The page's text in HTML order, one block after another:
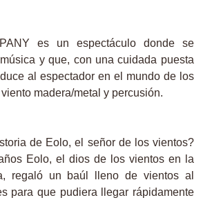
es un espectáculo donde se
y que, con una cuidada puesta
al espectador en el mundo de los
madera/metal y percusión.
de Eolo, el señor de los vientos?
Eolo, el dios de los vientos en la
regaló un baúl lleno de vientos al
para que pudiera llegar rápidamente